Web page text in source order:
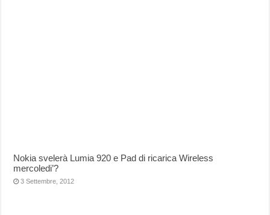
Nokia svelerà Lumia 920 e Pad di ricarica Wireless
mercoledi’?
3 Settembre, 2012